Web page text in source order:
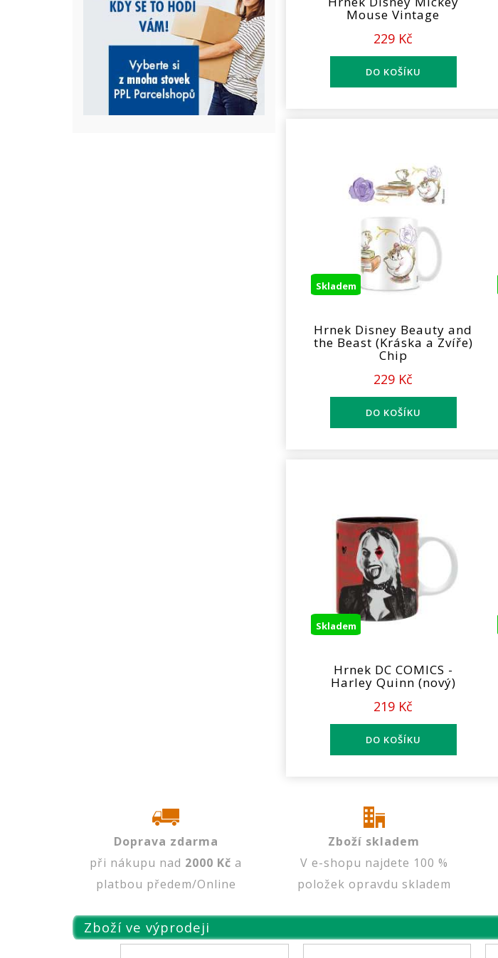
Mouse Vintage
229 Kč
Skladem
Hrnek Disney Beauty and
the Beast (Kráska a Zvíře)
Chip
229 Kč
Skladem
Hrnek DC COMICS -
Harley Quinn (nový)
219 Kč
Doprava zdarma
při nákupu nad 2000 Kč a
platbou předem/Online
Zboží skladem
V e-shopu najdete 100 %
položek opravdu skladem
Zboží ve výprodeji